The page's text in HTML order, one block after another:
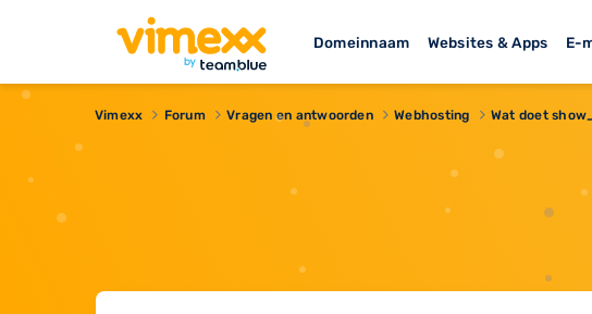
Domeinnaam Websites & Apps E-
Vimexx Forum Vragen en antwoorden Webhosting Wat doet